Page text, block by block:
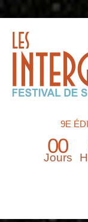
9E
00
Jours